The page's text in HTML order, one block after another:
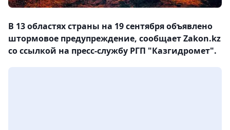
В 13 областях страны на 19 сентября объявлено
штормовое предупреждение, сообщает Zakon.kz
со ссылкой на пресс-службу РГП "Казгидромет".